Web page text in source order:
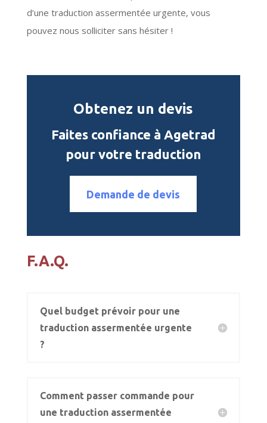
d’une traduction assermentée urgente, vous
pouvez nous solliciter sans hésiter !
Obtenez un devis
Faites confiance à Agetrad
pour votre traduction
Demande de devis
F.A.Q.
Quel budget prévoir pour une
traduction assermentée urgente
?
Comment passer commande pour
une traduction assermentée